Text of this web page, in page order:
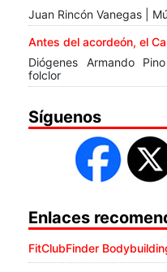
Juan Rincón Vanegas |
Antes del acordeón, el
Diógenes Armando
folclor
Síguenos
Enlaces
FitClubFinder